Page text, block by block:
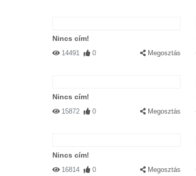
Nincs cím!
14491 0 Megosztás
Nincs cím!
15872 0 Megosztás
Nincs cím!
16814 0 Megosztás